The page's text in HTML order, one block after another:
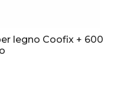
legno Coofix + 600